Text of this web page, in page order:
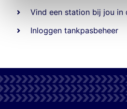
Vind een station bij jou in
Inloggen tankpasbeheer